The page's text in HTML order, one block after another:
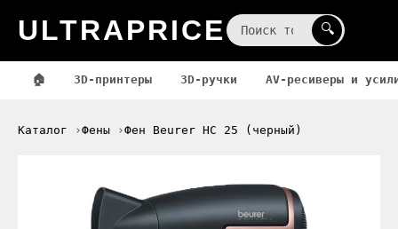
ULTRAPRICE 🔍
🏠 3D-принтеры 3D-ручки AV-ресиверы и
Каталог Фены Фен Beurer HC 25 (черный)